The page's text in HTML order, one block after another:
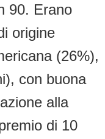
90. Erano
origine
(26%),
con buona
alla
di 10